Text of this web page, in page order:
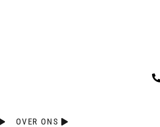
OVER ONS